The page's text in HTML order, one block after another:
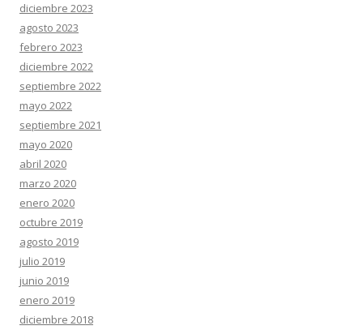
diciembre 2023
agosto 2023
febrero 2023
diciembre 2022
septiembre 2022
mayo 2022
septiembre 2021
mayo 2020
abril 2020
marzo 2020
enero 2020
octubre 2019
agosto 2019
julio 2019
junio 2019
enero 2019
diciembre 2018